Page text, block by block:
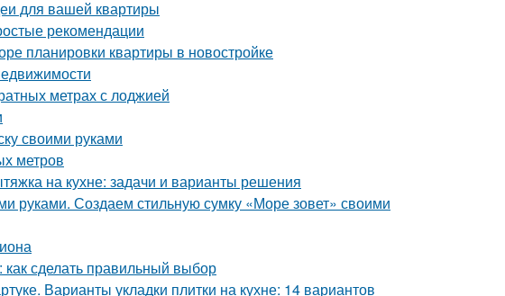
для вашей квартиры
рекомендации
планировки квартиры в новостройке
метрах с лоджией
своими руками
метров
на кухне: задачи и варианты решения
руками. Создаем стильную сумку «Море зовет» своими
сделать правильный выбор
Варианты укладки плитки на кухне: 14 вариантов